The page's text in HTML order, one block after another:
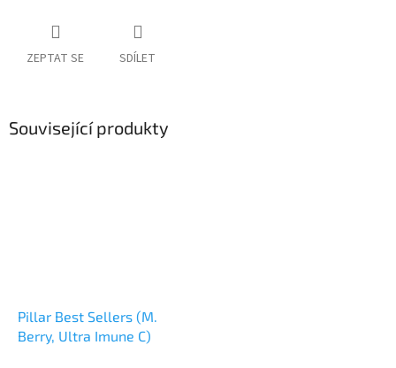
ZEPTAT SE SDÍLET
Související produkty
Pillar Best Sellers (M.
Berry, Ultra Imune C)